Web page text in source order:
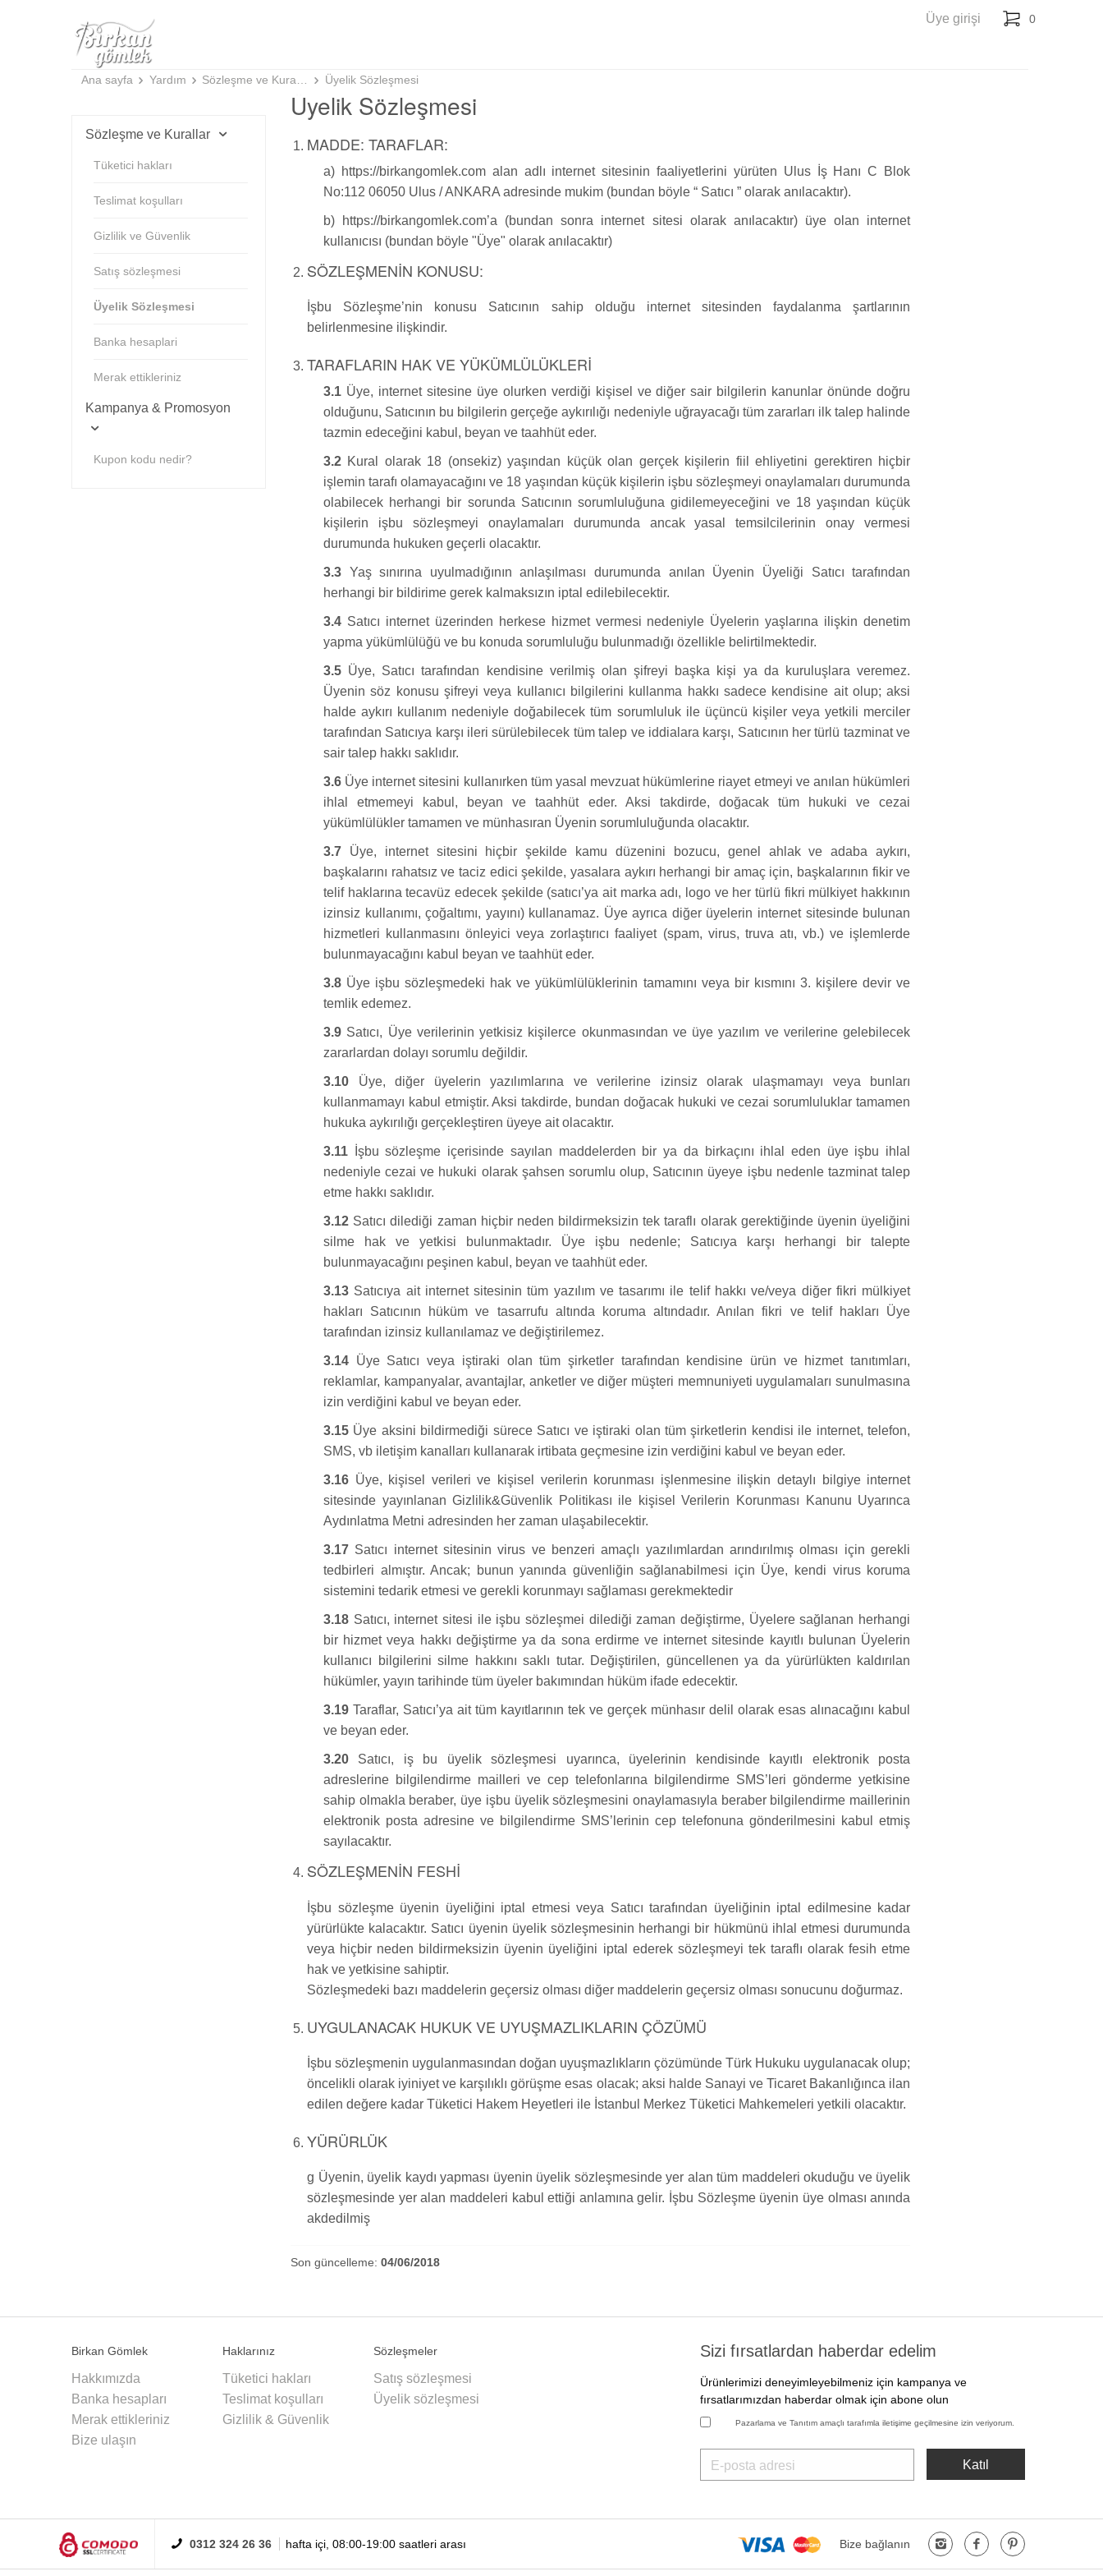
0
Üye girişi
Ana sayfa Yardım Üyelik Sözleşmesi
Sözleşme ve Kurallar
Tüketici hakları
Teslimat koşulları
Gizlilik ve Güvenlik
Satış sözleşmesi
Üyelik Sözleşmesi
Banka hesaplari
Merak ettikleriniz
Kampanya & Promosyon
Kupon kodu nedir?
Üyelik Sözleşmesi
MADDE: TARAFLAR:
a) https://birkangomlek.com alan adlı internet sitesinin faaliyetlerini yürüten Ulus İş Hanı C Blok
No:112 06050 Ulus / ANKARA adresinde mukim (bundan böyle “ Satıcı ” olarak anılacaktır).
b) https://birkangomlek.com’a (bundan sonra internet sitesi olarak anılacaktır) üye olan internet
kullanıcısı (bundan böyle "Üye" olarak anılacaktır)
SÖZLEŞMENİN KONUSU:
İşbu Sözleşme’nin konusu Satıcının sahip olduğu internet sitesinden faydalanma şartlarının
belirlenmesine ilişkindir.
TARAFLARIN HAK VE YÜKÜMLÜLÜKLERİ
3.1 Üye, internet sitesine üye olurken verdiği kişisel ve diğer sair bilgilerin kanunlar önünde doğru
olduğunu, Satıcının bu bilgilerin gerçeğe aykırılığı nedeniyle uğrayacağı tüm zararları ilk talep halinde
tazmin edeceğini kabul, beyan ve taahhüt eder.
3.2 Kural olarak 18 (onsekiz) yaşından küçük olan gerçek kişilerin fiil ehliyetini gerektiren hiçbir
işlemin tarafı olamayacağını ve 18 yaşından küçük kişilerin işbu sözleşmeyi onaylamaları durumunda
olabilecek herhangi bir sorunda Satıcının sorumluluğuna gidilemeyeceğini ve 18 yaşından küçük
kişilerin işbu sözleşmeyi onaylamaları durumunda ancak yasal temsilcilerinin onay vermesi
durumunda hukuken geçerli olacaktır.
3.3 Yaş sınırına uyulmadığının anlaşılması durumunda anılan Üyenin Üyeliği Satıcı tarafından
herhangi bir bildirime gerek kalmaksızın iptal edilebilecektir.
3.4 Satıcı internet üzerinden herkese hizmet vermesi nedeniyle Üyelerin yaşlarına ilişkin denetim
yapma yükümlülüğü ve bu konuda sorumluluğu bulunmadığı özellikle belirtilmektedir.
3.5 Üye, Satıcı tarafından kendisine verilmiş olan şifreyi başka kişi ya da kuruluşlara veremez.
Üyenin söz konusu şifreyi veya kullanıcı bilgilerini kullanma hakkı sadece kendisine ait olup; aksi
halde aykırı kullanım nedeniyle doğabilecek tüm sorumluluk ile üçüncü kişiler veya yetkili merciler
tarafından Satıcıya karşı ileri sürülebilecek tüm talep ve iddialara karşı, Satıcının her türlü tazminat ve
sair talep hakkı saklıdır.
3.6 Üye internet sitesini kullanırken tüm yasal mevzuat hükümlerine riayet etmeyi ve anılan hükümleri
ihlal etmemeyi kabul, beyan ve taahhüt eder. Aksi takdirde, doğacak tüm hukuki ve cezai
yükümlülükler tamamen ve münhasıran Üyenin sorumluluğunda olacaktır.
3.7 Üye, internet sitesini hiçbir şekilde kamu düzenini bozucu, genel ahlak ve adaba aykırı,
başkalarını rahatsız ve taciz edici şekilde, yasalara aykırı herhangi bir amaç için, başkalarının fikir ve
telif haklarına tecavüz edecek şekilde (satıcı’ya ait marka adı, logo ve her türlü fikri mülkiyet hakkının
izinsiz kullanımı, çoğaltımı, yayını) kullanamaz. Üye ayrıca diğer üyelerin internet sitesinde bulunan
hizmetleri kullanmasını önleyici veya zorlaştırıcı faaliyet (spam, virus, truva atı, vb.) ve işlemlerde
bulunmayacağını kabul beyan ve taahhüt eder.
3.8 Üye işbu sözleşmedeki hak ve yükümlülüklerinin tamamını veya bir kısmını 3. kişilere devir ve
temlik edemez.
3.9 Satıcı, Üye verilerinin yetkisiz kişilerce okunmasından ve üye yazılım ve verilerine gelebilecek
zararlardan dolayı sorumlu değildir.
3.10 Üye, diğer üyelerin yazılımlarına ve verilerine izinsiz olarak ulaşmamayı veya bunları
kullanmamayı kabul etmiştir. Aksi takdirde, bundan doğacak hukuki ve cezai sorumluluklar tamamen
hukuka aykırılığı gerçekleştiren üyeye ait olacaktır.
3.11 İşbu sözleşme içerisinde sayılan maddelerden bir ya da birkaçını ihlal eden üye işbu ihlal
nedeniyle cezai ve hukuki olarak şahsen sorumlu olup, Satıcının üyeye işbu nedenle tazminat talep
etme hakkı saklıdır.
3.12 Satıcı dilediği zaman hiçbir neden bildirmeksizin tek taraflı olarak gerektiğinde üyenin üyeliğini
silme hak ve yetkisi bulunmaktadır. Üye işbu nedenle; Satıcıya karşı herhangi bir talepte
bulunmayacağını peşinen kabul, beyan ve taahhüt eder.
3.13 Satıcıya ait internet sitesinin tüm yazılım ve tasarımı ile telif hakkı ve/veya diğer fikri mülkiyet
hakları Satıcının hüküm ve tasarrufu altında koruma altındadır. Anılan fikri ve telif hakları Üye
tarafından izinsiz kullanılamaz ve değiştirilemez.
3.14 Üye Satıcı veya iştiraki olan tüm şirketler tarafından kendisine ürün ve hizmet tanıtımları,
reklamlar, kampanyalar, avantajlar, anketler ve diğer müşteri memnuniyeti uygulamaları sunulmasına
izin verdiğini kabul ve beyan eder.
3.15 Üye aksini bildirmediği sürece Satıcı ve iştiraki olan tüm şirketlerin kendisi ile internet, telefon,
SMS, vb iletişim kanalları kullanarak irtibata geçmesine izin verdiğini kabul ve beyan eder.
3.16 Üye, kişisel verileri ve kişisel verilerin korunması işlenmesine ilişkin detaylı bilgiye internet
sitesinde yayınlanan Gizlilik&Güvenlik Politikası ile kişisel Verilerin Korunması Kanunu Uyarınca
Aydınlatma Metni adresinden her zaman ulaşabilecektir.
3.17 Satıcı internet sitesinin virus ve benzeri amaçlı yazılımlardan arındırılmış olması için gerekli
tedbirleri almıştır. Ancak; bunun yanında güvenliğin sağlanabilmesi için Üye, kendi virus koruma
sistemini tedarik etmesi ve gerekli korunmayı sağlaması gerekmektedir
3.18 Satıcı, internet sitesi ile işbu sözleşmei dilediği zaman değiştirme, Üyelere sağlanan herhangi
bir hizmet veya hakkı değiştirme ya da sona erdirme ve internet sitesinde kayıtlı bulunan Üyelerin
kullanıcı bilgilerini silme hakkını saklı tutar. Değiştirilen, güncellenen ya da yürürlükten kaldırılan
hükümler, yayın tarihinde tüm üyeler bakımından hüküm ifade edecektir.
3.19 Taraflar, Satıcı’ya ait tüm kayıtlarının tek ve gerçek münhasır delil olarak esas alınacağını kabul
ve beyan eder.
3.20 Satıcı, iş bu üyelik sözleşmesi uyarınca, üyelerinin kendisinde kayıtlı elektronik posta
adreslerine bilgilendirme mailleri ve cep telefonlarına bilgilendirme SMS’leri gönderme yetkisine
sahip olmakla beraber, üye işbu üyelik sözleşmesini onaylamasıyla beraber bilgilendirme maillerinin
elektronik posta adresine ve bilgilendirme SMS’lerinin cep telefonuna gönderilmesini kabul etmiş
sayılacaktır.
SÖZLEŞMENİN FESHİ
İşbu sözleşme üyenin üyeliğini iptal etmesi veya Satıcı tarafından üyeliğinin iptal edilmesine kadar
yürürlükte kalacaktır. Satıcı üyenin üyelik sözleşmesinin herhangi bir hükmünü ihlal etmesi durumunda
veya hiçbir neden bildirmeksizin üyenin üyeliğini iptal ederek sözleşmeyi tek taraflı olarak fesih etme
hak ve yetkisine sahiptir.
Sözleşmedeki bazı maddelerin geçersiz olması diğer maddelerin geçersiz olması sonucunu doğurmaz.
UYGULANACAK HUKUK VE UYUŞMAZLIKLARIN ÇÖZÜMÜ
İşbu sözleşmenin uygulanmasından doğan uyuşmazlıkların çözümünde Türk Hukuku uygulanacak olup;
öncelikli olarak iyiniyet ve karşılıklı görüşme esas olacak; aksi halde Sanayi ve Ticaret Bakanlığınca ilan
edilen değere kadar Tüketici Hakem Heyetleri ile İstanbul Merkez Tüketici Mahkemeleri yetkili olacaktır.
YÜRÜRLÜK
g Üyenin, üyelik kaydı yapması üyenin üyelik sözleşmesinde yer alan tüm maddeleri okuduğu ve üyelik
sözleşmesinde yer alan maddeleri kabul ettiği anlamına gelir. İşbu Sözleşme üyenin üye olması anında
akdedilmiş
Son güncelleme: 04/06/2018
Birkan Gömlek
Hakkımızda
Banka hesapları
Merak ettikleriniz
Bize ulaşın
Haklarınız
Tüketici hakları
Teslimat koşulları
Gizlilik & Güvenlik
Sözleşmeler
Satış sözleşmesi
Üyelik sözleşmesi
Sizi fırsatlardan haberdar edelim
Ürünlerimizi deneyimleyebilmeniz için kampanya ve
fırsatlarımızdan haberdar olmak için abone olun
Pazarlama ve Tanıtım amaçlı tarafımla iletişime geçilmesine izin veriyorum.
0312 324 26 36 hafta içi, 08:00-19:00 saatleri arası Bize bağlanın